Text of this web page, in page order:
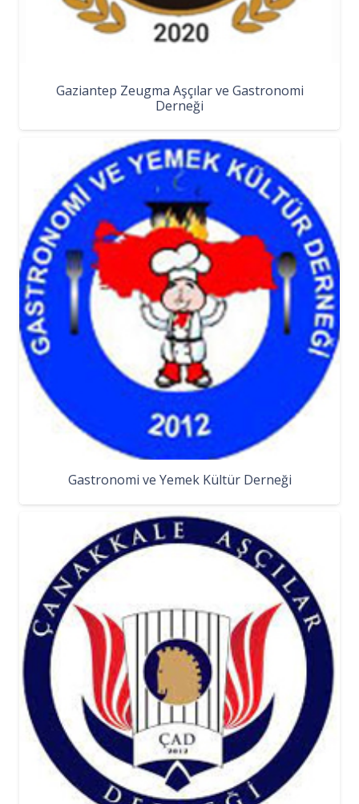
Gaziantep Zeugma Aşçılar ve Gastronomi
Derneği
Gastronomi ve Yemek Kültür Derneği